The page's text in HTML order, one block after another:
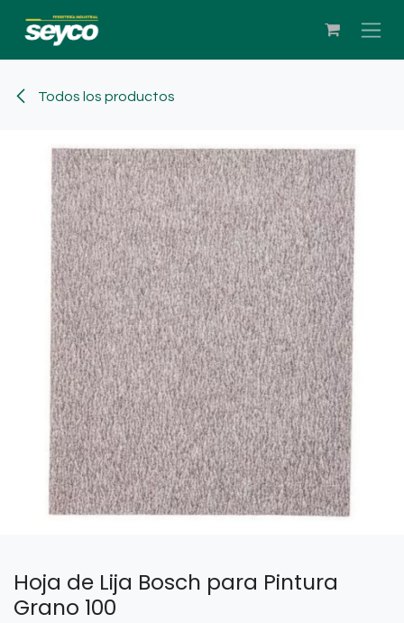
Ir al contenido
Todos los productos
Hoja de Lija Bosch para Pintura
Grano 100